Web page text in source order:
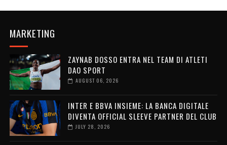
MARKETING
ZAYNAB DOSSO ENTRA NEL TEAM DI ATLETI
DAO SPORT
AUGUST 06, 2026
INTER E BBVA INSIEME: LA BANCA DIGITALE
DIVENTA OFFICIAL SLEEVE PARTNER DEL CLUB
JULY 28, 2026